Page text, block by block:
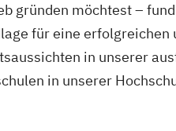
gründen möchtest –
für eine
in unserer
in unserer